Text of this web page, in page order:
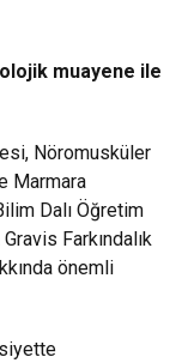
muayene ile
Nöromusküler
Marmara
Dalı Öğretim
Farkındalık
önemli